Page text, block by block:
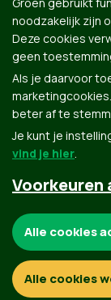
Groen.be
© Copyright Groen 2026 |
Contact
noodzakelijk zijn
Deze cookies
geen
Als je daarvoor
beter af te
Je kunt je
vind je hier.
Voorkeuren
Functionele en
Alle cookies
Alle cookies